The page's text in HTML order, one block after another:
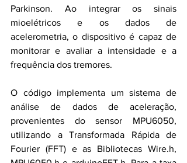
Parkinson. Ao integrar os sinais
mioelétricos e os dados de
acelerometria, o dispositivo é capaz de
monitorar e avaliar a intensidade e a
frequência dos tremores.
O código implementa um sistema de
análise de dados de aceleração,
provenientes do sensor MPU6050,
utilizando a Transformada Rápida de
Fourier (FFT) e as Bibliotecas Wire.h,